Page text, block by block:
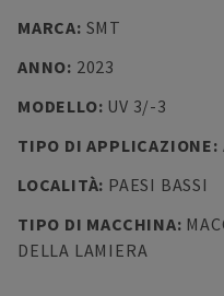
MARCA: SMT
ANNO: 2023
MODELLO: UV 3/-3
TIPO DI APPLICAZIONE:
LOCALITÀ: PAESI BASSI
TIPO DI MACCHINA:
DELLA LAMIERA